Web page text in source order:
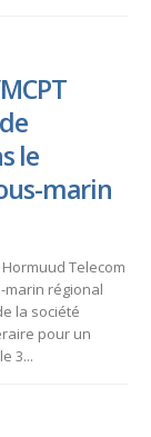
le
marin
Telecom
marin régional
la société
pour un
3...